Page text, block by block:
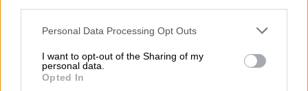
Please note that this website/app uses one or more Google
not limited to your visit or usage behaviour. You may click to
grant or deny consent to Google and its third-party tags to
use your data for below specified purposes in below Google
Personal Data Processing Opt Outs
I want to opt-out of the Sharing of my
personal data.
Opted In
στον κόσμοπόσο εξαρτώνται από την
κινεζική παραγωγή και τεχνολογία
. Η Κίνα
παράγει πλέον το 1/3 των παγκόσμιων